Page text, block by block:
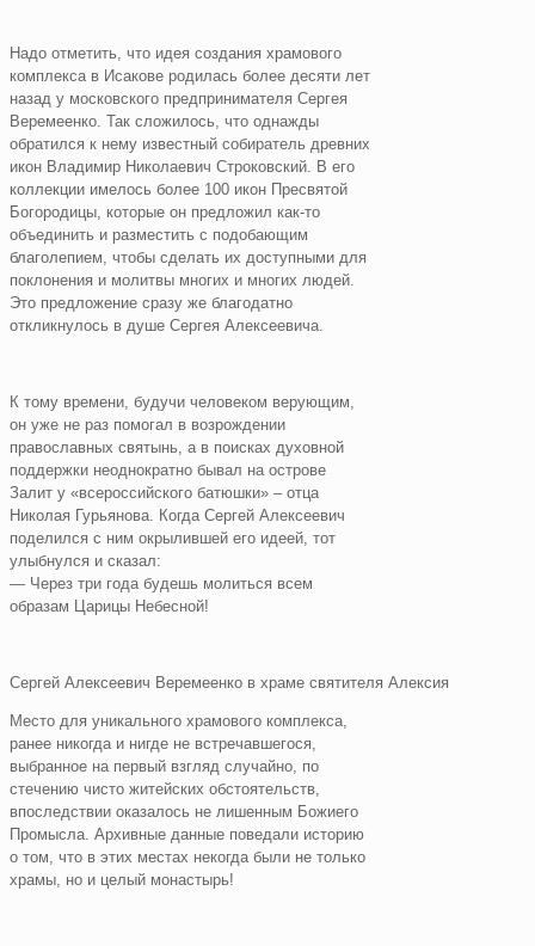
Надо отметить, что идея создания храмового
комплекса в Исакове родилась более десяти лет
назад у московского предпринимателя Сергея
Веремеенко. Так сложилось, что однажды
обратился к нему известный собиратель древних
икон Владимир Николаевич Строковский. В его
коллекции имелось более 100 икон Пресвятой
Богородицы, которые он предложил как-то
объединить и разместить с подобающим
благолепием, чтобы сделать их доступными для
поклонения и молитвы многих и многих людей.
Это предложение сразу же благодатно
откликнулось в душе Сергея Алексеевича.
К тому времени, будучи человеком верующим,
он уже не раз помогал в возрождении
православных святынь, а в поисках духовной
поддержки неоднократно бывал на острове
Залит у «всероссийского батюшки» – отца
Николая Гурьянова. Когда Сергей Алексеевич
поделился с ним окрылившей его идеей, тот
улыбнулся и сказал:
— Через три года будешь молиться всем
образам Царицы Небесной!
Сергей Алексеевич Веремеенко в храме святителя Алексия
Место для уникального храмового комплекса,
ранее никогда и нигде не встречавшегося,
выбранное на первый взгляд случайно, по
стечению чисто житейских обстоятельств,
впоследствии оказалось не лишенным Божиего
Промысла. Архивные данные поведали историю
о том, что в этих местах некогда были не только
храмы, но и целый монастырь!